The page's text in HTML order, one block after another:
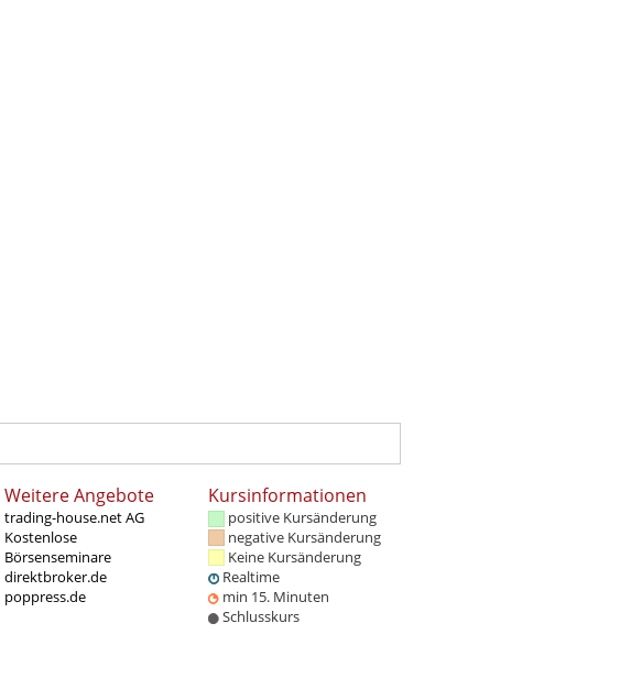
Weitere Angebote
trading-house.net AG
Kostenlose
Börsenseminare
direktbroker.de
poppress.de
Kursinformationen
positive Kursänderung
negative Kursänderung
Keine Kursänderung
Realtime
min 15. Minuten
Schlusskurs